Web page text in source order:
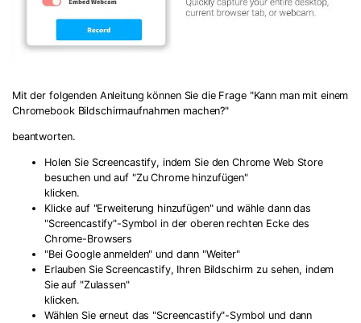
Mit der folgenden Anleitung können Sie die Frage "Kann man mit einem
Chromebook Bildschirmaufnahmen machen?"
beantworten.
Holen Sie Screencastify, indem Sie den Chrome Web Store
besuchen und auf "Zu Chrome hinzufügen"
klicken.
Klicke auf "Erweiterung hinzufügen" und wähle dann das
"Screencastify"-Symbol in der oberen rechten Ecke des
Chrome-Browsers
"Bei Google anmelden" und dann "Weiter"
Erlauben Sie Screencastify, Ihren Bildschirm zu sehen, indem
Sie auf "Zulassen"
klicken.
Wählen Sie erneut das "Screencastify"-Symbol und dann